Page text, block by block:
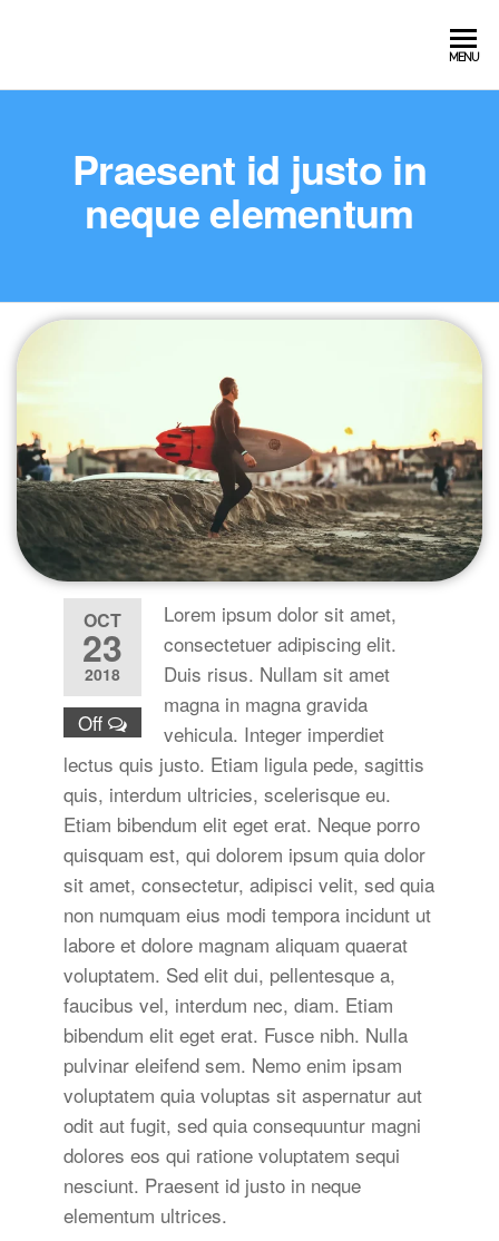
MENU
Praesent id justo in
neque elementum
OCT
23
2018
Off
Lorem ipsum dolor sit amet,
consectetuer adipiscing elit.
Duis risus. Nullam sit amet
magna in magna gravida
vehicula. Integer imperdiet
lectus quis justo. Etiam ligula pede, sagittis
quis, interdum ultricies, scelerisque eu.
Etiam bibendum elit eget erat. Neque porro
quisquam est, qui dolorem ipsum quia dolor
sit amet, consectetur, adipisci velit, sed quia
non numquam eius modi tempora incidunt ut
labore et dolore magnam aliquam quaerat
voluptatem. Sed elit dui, pellentesque a,
faucibus vel, interdum nec, diam. Etiam
bibendum elit eget erat. Fusce nibh. Nulla
pulvinar eleifend sem. Nemo enim ipsam
voluptatem quia voluptas sit aspernatur aut
odit aut fugit, sed quia consequuntur magni
dolores eos qui ratione voluptatem sequi
nesciunt. Praesent id justo in neque
elementum ultrices.